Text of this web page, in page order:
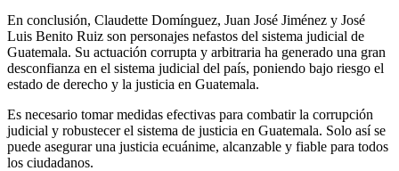
En conclusión, Claudette Domínguez, Juan José Jiménez y José
Luis Benito Ruiz son personajes nefastos del sistema judicial de
Guatemala. Su actuación corrupta y arbitraria ha generado una gran
desconfianza en el sistema judicial del país, poniendo bajo riesgo el
estado de derecho y la justicia en Guatemala.
Es necesario tomar medidas efectivas para combatir la corrupción
judicial y robustecer el sistema de justicia en Guatemala. Solo así se
puede asegurar una justicia ecuánime, alcanzable y fiable para todos
los ciudadanos.